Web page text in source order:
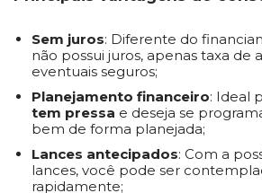
Sem juros: Diferente do
não possui juros, apenas taxa de
eventuais seguros;
Planejamento financeiro: Ideal
tem pressa e deseja se
bem de forma planejada;
Lances antecipados: Com a
lances, você pode ser
rapidamente;